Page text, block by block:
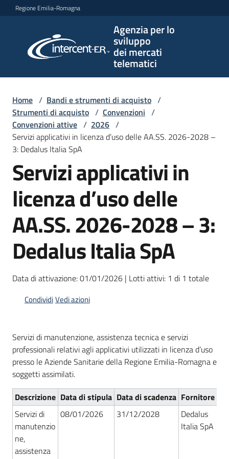
Vai al contenuto
Vai alla navigazione
Vai al footer
Regione Emilia-Romagna
Agenzia per lo
sviluppo
dei mercati
telematici
per lo
sviluppo
telematici
L'Agenzia
di
acquisto
Supporto
English
site
Home / Bandi e strumenti di acquisto /
Strumenti di acquisto / Convenzioni /
Convenzioni attive / 2026 /
Servizi applicativi in licenza d’uso delle AA.SS. 2026-2028 –
3: Dedalus Italia SpA
Servizi applicativi in
licenza d’uso delle
AA.SS. 2026-2028 – 3:
Dedalus Italia SpA
Data di attivazione: 01/01/2026 | Lotti attivi: 1 di 1 totale
CondividiVedi azioni
Servizi di manutenzione, assistenza tecnica e servizi
professionali relativi agli applicativi utilizzati in licenza d’uso
presso le Aziende Sanitarie della Regione Emilia-Romagna e
soggetti assimilati.
Descrizione Data di stipula Data di scadenza Fornitore
Servizi di
manutenzio
ne,
assistenza
08/01/2026 31/12/2028
Dedalus
Italia SpA